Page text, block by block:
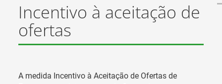
Incentivo à aceitação de
ofertas
A medida Incentivo à Aceitação de Ofertas de